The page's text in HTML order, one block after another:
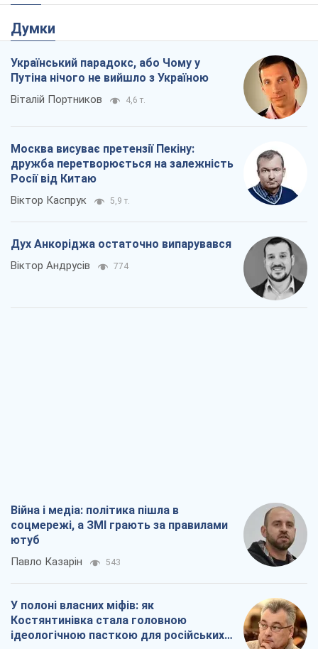
Думки
Український парадокс, або Чому у
Путіна нічого не вийшло з Україною
Віталій Портников 4,6 т.
Москва висуває претензії Пекіну:
дружба перетворюється на залежність
Росії від Китаю
Віктор Каспрук 5,9 т.
Дух Анкоріджа остаточно випарувався
Віктор Андрусів 774
Війна і медіа: політика пішла в
соцмережі, а ЗМІ грають за правилами
ютуб
Павло Казарін 543
У полоні власних міфів: як
Костянтинівка стала головною
ідеологічною пасткою для російських